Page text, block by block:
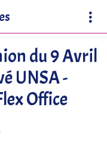
du 9 Avril
UNSA -
Office